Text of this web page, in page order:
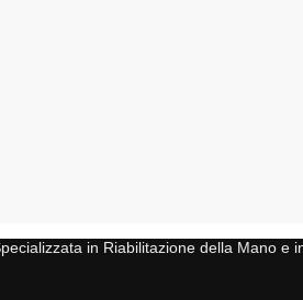
in Riabilitazione della Mano e